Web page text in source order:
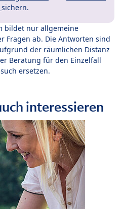
sichern.
bildet nur allgemeine
Fragen ab. Die Antworten sind
der räumlichen Distanz
Beratung für den Einzelfall
ersetzen.
interessieren